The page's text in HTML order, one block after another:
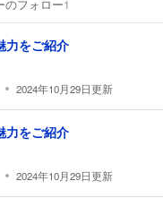
のフォロー1
力をご紹介
2024年10月29日更新
力をご紹介
2024年10月29日更新